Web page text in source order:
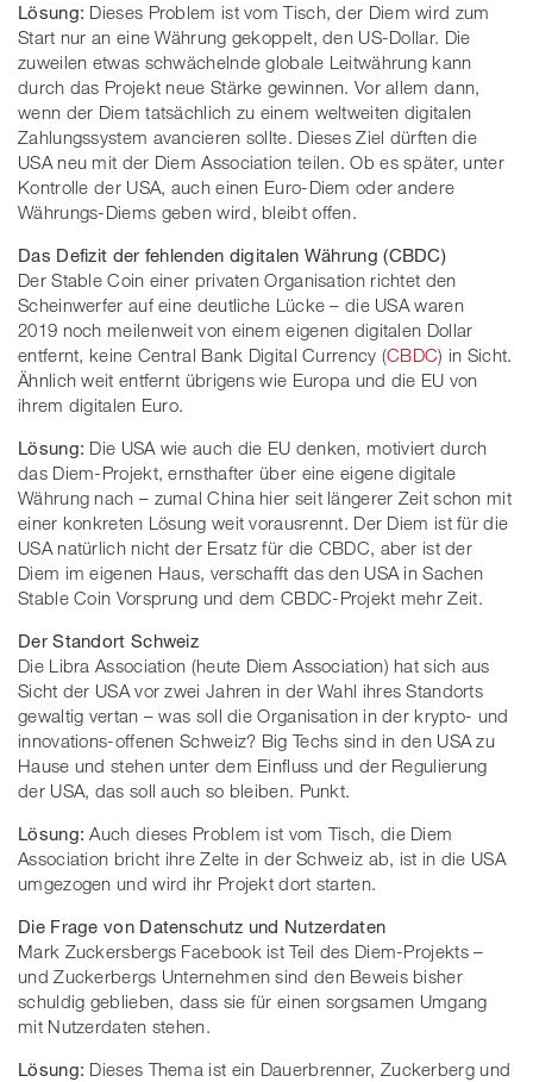
Lösung: Dieses Problem ist vom Tisch, der Diem wird zum
Start nur an eine Währung gekoppelt, den US-Dollar. Die
zuweilen etwas schwächelnde globale Leitwährung kann
durch das Projekt neue Stärke gewinnen. Vor allem dann,
wenn der Diem tatsächlich zu einem weltweiten digitalen
Zahlungssystem avancieren sollte. Dieses Ziel dürften die
USA neu mit der Diem Association teilen. Ob es später, unter
Kontrolle der USA, auch einen Euro-Diem oder andere
Währungs-Diems geben wird, bleibt offen.
Das Defizit der fehlenden digitalen Währung (CBDC)
Der Stable Coin einer privaten Organisation richtet den
Scheinwerfer auf eine deutliche Lücke – die USA waren
2019 noch meilenweit von einem eigenen digitalen Dollar
entfernt, keine Central Bank Digital Currency (CBDC) in Sicht.
Ähnlich weit entfernt übrigens wie Europa und die EU von
ihrem digitalen Euro.
Lösung: Die USA wie auch die EU denken, motiviert durch
das Diem-Projekt, ernsthafter über eine eigene digitale
Währung nach – zumal China hier seit längerer Zeit schon mit
einer konkreten Lösung weit vorausrennt. Der Diem ist für die
USA natürlich nicht der Ersatz für die CBDC, aber ist der
Diem im eigenen Haus, verschafft das den USA in Sachen
Stable Coin Vorsprung und dem CBDC-Projekt mehr Zeit.
Der Standort Schweiz
Die Libra Association (heute Diem Association) hat sich aus
Sicht der USA vor zwei Jahren in der Wahl ihres Standorts
gewaltig vertan – was soll die Organisation in der krypto- und
innovations-offenen Schweiz? Big Techs sind in den USA zu
Hause und stehen unter dem Einfluss und der Regulierung
der USA, das soll auch so bleiben. Punkt.
Lösung:Auch dieses Problem ist vom Tisch, die Diem
Association bricht ihre Zelte in der Schweiz ab, ist in die USA
umgezogen und wird ihr Projekt dort starten.
Die Frage von Datenschutz und Nutzerdaten
Mark Zuckersbergs Facebook ist Teil des Diem-Projekts –
und Zuckerbergs Unternehmen sind den Beweis bisher
schuldig geblieben, dass sie für einen sorgsamen Umgang
mit Nutzerdaten stehen.
Lösung: Dieses Thema ist ein Dauerbrenner, Zuckerberg und